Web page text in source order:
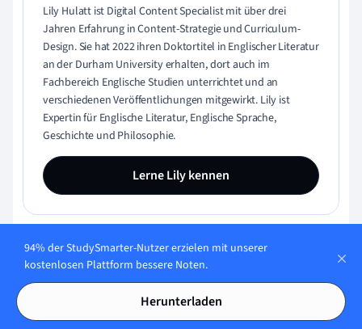
Lily Hulatt ist Digital Content Specialist mit über drei
Jahren Erfahrung in Content-Strategie und Curriculum-
Design. Sie hat 2022 ihren Doktortitel in Englischer Literatur
an der Durham University erhalten, dort auch im
Fachbereich Englische Studien unterrichtet und an
verschiedenen Veröffentlichungen mitgewirkt. Lily ist
Expertin für Englische Literatur, Englische Sprache,
Geschichte und Philosophie.
Lerne Lily kennen
Inhaltliche Qualität geprüft von:
Gabriel Freitas
94% der StudySmarter-Nutzer erzielen mit unserer
kostenlosen Plattform bessere Noten.
Herunterladen